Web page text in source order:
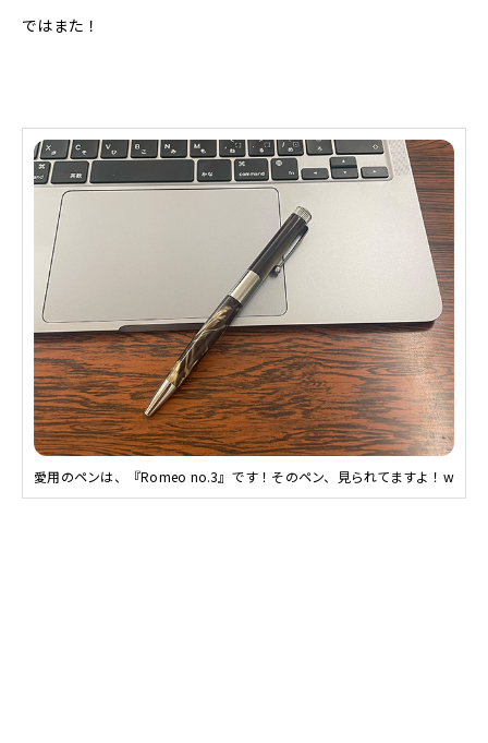
ではまた！
愛用のペンは、『Romeo no.3』です！そのペン、見られてますよ！w